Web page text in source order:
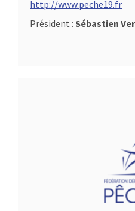
http://www.peche19.fr
Président : Sébastien